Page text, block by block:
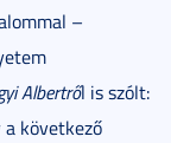
–
Albertről is szólt:
következő